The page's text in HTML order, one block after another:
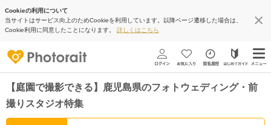
Cookieの利用について
当サイトはサービス向上のためCookieを利用しています。以降ページ遷移した場合は、
Cookie利用に同意したことになります。 詳しくはこちら
【庭園で撮影できる】鹿児島県のフォトウェディング・前
撮りスタジオ特集